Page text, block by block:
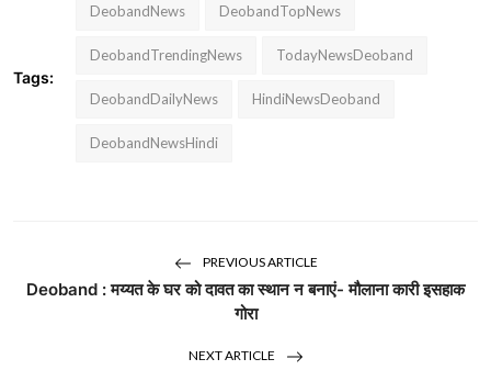
Tags:
DeobandNews DeobandTopNews
DeobandTrendingNews TodayNewsDeoband
DeobandDailyNews HindiNewsDeoband
DeobandNewsHindi
PREVIOUS ARTICLE
Deoband : मय्यत के घर को दावत का स्थान न बनाएं- मौलाना कारी इसहाक
गोरा
NEXT ARTICLE